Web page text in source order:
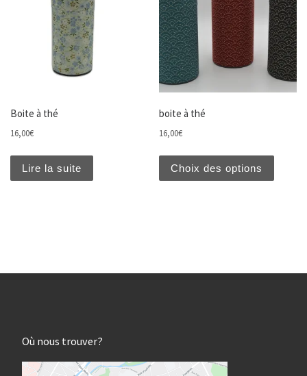
Boite à thé
16,00€
Lire la suite
boite à thé
16,00€
Choix des options
Ce
Où nous trouver?